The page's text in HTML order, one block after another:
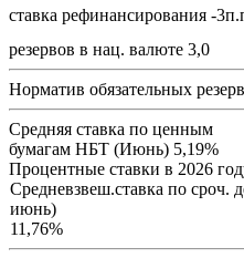
ставка рефинансирования -
резервов в нац. валюте 3,0
Норматив обязательных
Средняя ставка по ценным
бумагам НБТ (Июнь) 5,19%
Процентные ставки в 2026
Средневзвеш.ставка по сроч.
июнь)
11,76%